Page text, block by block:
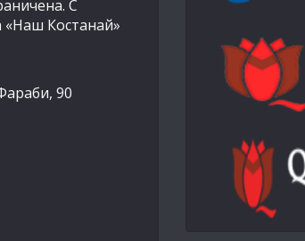
С
«Наш Костанай»
90